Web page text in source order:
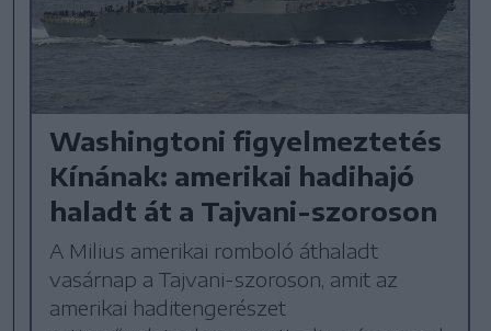
Washingtoni figyelmeztetés
Kínának: amerikai hadihajó
haladt át a Tajvani-szoroson
A Milius amerikai romboló áthaladt
vasárnap a Tajvani-szoroson, amit az
amerikai haditengerészet